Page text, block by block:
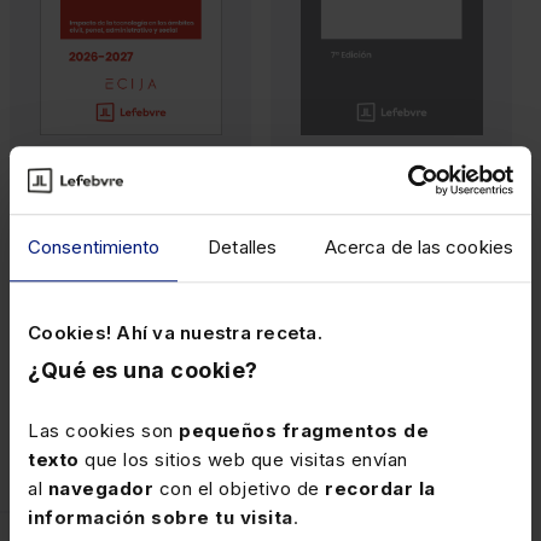
Consentimiento Detalles Acerca de las cookies
Cookies! Ahí va nuestra receta.
¿Qué es una cookie?
Las cookies son pequeños fragmentos de
texto que los sitios web que visitas envían
al navegador con el objetivo de recordar la
información sobre tu visita.
MEMENTOS
Memento Derecho
Digital 2026-2027
Papel
81,00€
(1)
MEMENTOS EXPERTOS
Memento Experto
Extranjería
43,20€
(30)